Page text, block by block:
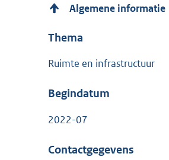
Algemene informatie
Thema
Ruimte en infrastructuur
Begindatum
2022-07
Contactgegevens